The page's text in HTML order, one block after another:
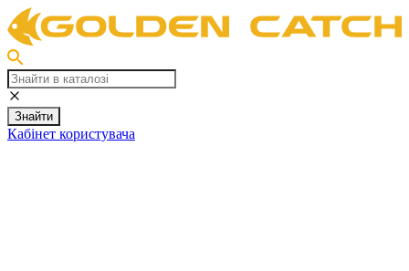
Знайти
Кабінет користувача